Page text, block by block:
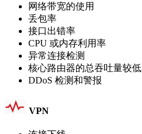
网络带宽的使用
丢包率
接口出错率
CPU 或内存利用率
异常连接检测
核心路由器的总吞吐量较低
DDoS 检测和警报
VPN